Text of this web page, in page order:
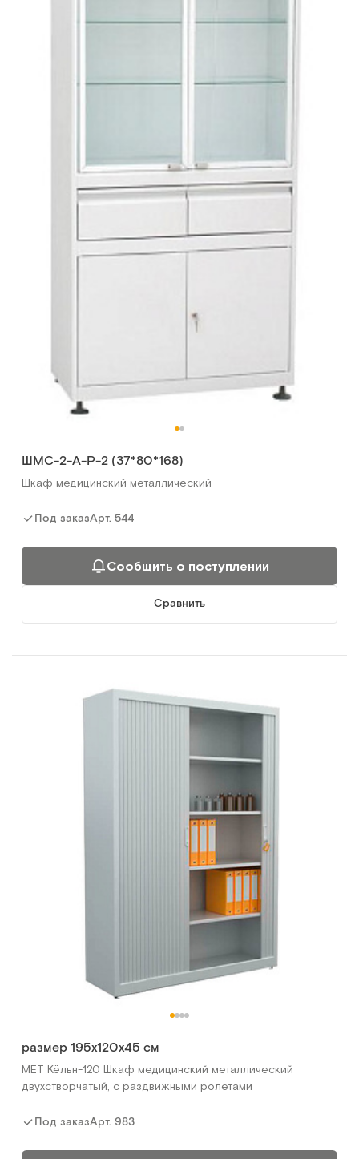
ШМС-2-А-Р-2 (37*80*168)
Шкаф медицинский металлический
Под заказАрт. 544
Сообщить о поступлении
Сравнить
размер 195x120x45 cм
МЕТ Кёльн-120 Шкаф медицинский металлический
двухстворчатый, с раздвижными ролетами
Под заказАрт. 983